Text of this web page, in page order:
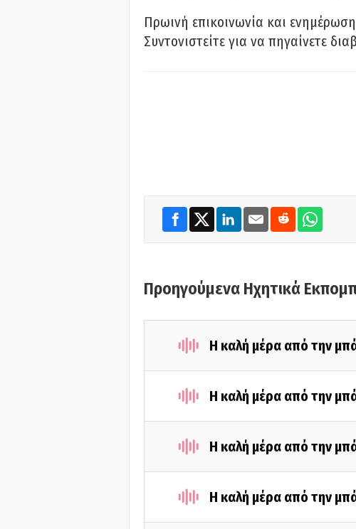
Πρωινή επικοινωνία και
Συντονιστείτε για να πηγαίνετε
Προηγούμενα Ηχητικά
Η καλή μέρα από την
Η καλή μέρα από την
Η καλή μέρα από την
Η καλή μέρα από την